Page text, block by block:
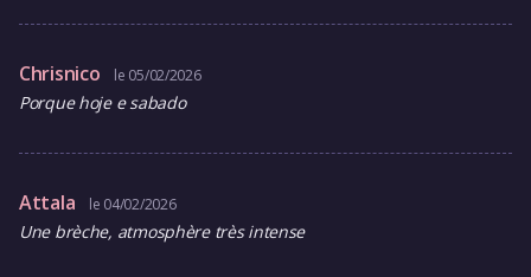
Chrisnico le 05/02/2026
Porque hoje e sabado
Attala le 04/02/2026
Une brèche, atmosphère très intense